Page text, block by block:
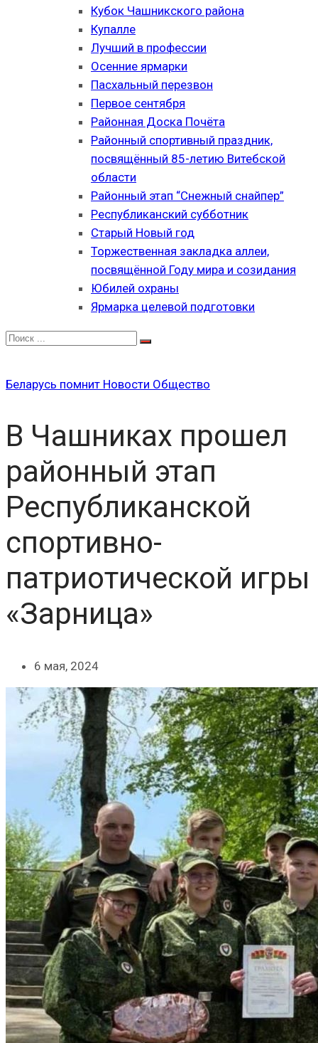
Кубок Чашникского района
Купалле
Лучший в профессии
Осенние ярмарки
Пасхальный перезвон
Первое сентября
Районная Доска Почёта
Районный спортивный праздник,
посвящённый 85-летию Витебской
области
Районный этап “Снежный снайпер”
Республиканский субботник
Старый Новый год
Торжественная закладка аллеи,
посвящённой Году мира и созидания
Юбилей охраны
Ярмарка целевой подготовки
Беларусь помнит Новости Общество
В Чашниках прошел
районный этап
Республиканской
спортивно-
патриотической игры
«Зарница»
6 мая, 2024